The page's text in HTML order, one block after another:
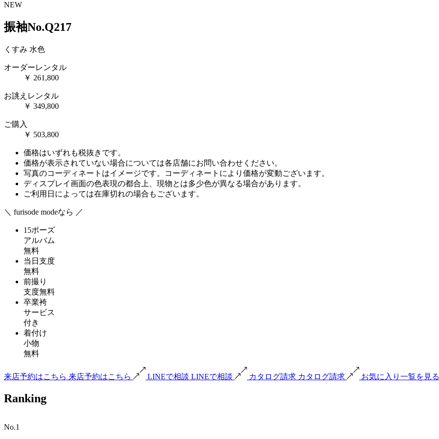
NEW
振袖No.Q217
くすみ 水色
オーダーレンタル
￥ 261,800
お誂えレンタル
￥ 349,800
ご購入
￥ 503,800
価格はいずれも税抜きです。
価格が表示されていない場合については各店舗にお問い合わせください。
写真のコーディネートはイメージです。コーディネートにより価格が変動ございます。
ディスプレイ画面の色表現の都合上、現物とは多少色が異なる場合があります。
ご利用日によっては在庫切れの場合もございます。
＼ furisode modeなら ／
15ポーズ
アルバム
無料
当日支度
無料
前撮り
支度無料
卒業袴
サービス
付き
着付け
小物
無料
来店予約はこちら 来店予約はこちら LINEで相談 LINEで相談 カタログ請求 カタログ請求 お気に入り一覧を見る
Ranking
No.1